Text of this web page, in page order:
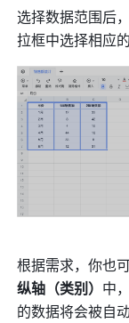
选择数据范围后
拉框中选择相应
纵轴（类别） 中
的数据将会被自